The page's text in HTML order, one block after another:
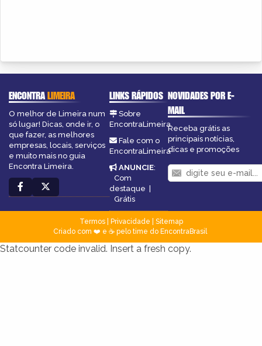
ENCONTRALIMEIRA
O melhor de Limeira num
só lugar! Dicas, onde ir, o
que fazer, as melhores
empresas, locais, serviços
e muito mais no guia
Encontra Limeira.
LINKS RÁPIDOS
Sobre
EncontraLimeira
Fale com o
EncontraLimeira
ANUNCIE:
Com
destaque |
Grátis
NOVIDADES POR E-
MAIL
Receba grátis as
principais notícias,
dicas e promoções
Termos| Privacidade
Sitemap
Criado com ❤️ e ☕ pelo time do EncontraBrasil
Statcounter code invalid. Insert a fresh copy.